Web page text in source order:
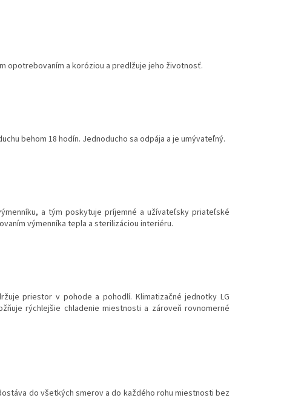
opotrebovaním a koróziou a predlžuje jeho životnosť.
behom 18 hodín. Jednoducho sa odpája a je umývateľný.
a tým poskytuje príjemné a užívateľsky priateľské
výmenníka tepla a sterilizáciou interiéru.
priestor v pohode a pohodlí. Klimatizačné jednotky LG
rýchlejšie chladenie miestnosti a zároveň rovnomerné
do všetkých smerov a do každého rohu miestnosti bez